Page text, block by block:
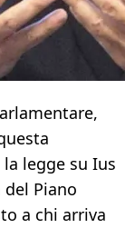
legge su Ius
Piano
a chi arriva